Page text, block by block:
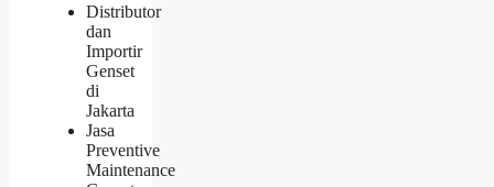
Distributor
dan
Importir
Genset
di
Jakarta
Jasa
Preventive
Maintenance